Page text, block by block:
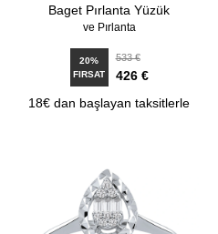
Baget Pırlanta Yüzük
ve Pırlanta
20%
FIRSAT
533 €
426 €
18€ dan başlayan taksitlerle